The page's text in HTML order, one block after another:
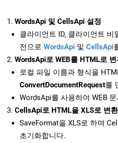
WordsApi 및 CellsApi 설정
클라이언트 ID, 클라이언트 비
전으로 WordsApi 및 CellsApi
WordsApi로 WEB를 HTML로
로컬 파일 이름과 형식을
ConvertDocumentRequest를
WordsApi를 사용하여 WEB
CellsApi로 HTML을 XLS로 변환
SaveFormat을 XLS로 하여
초기화합니다.